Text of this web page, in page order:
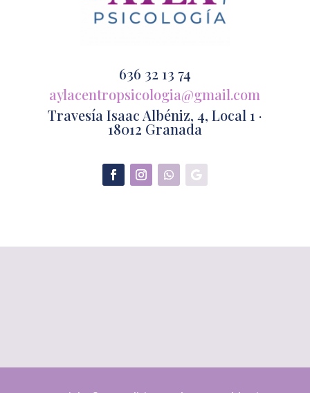
636 32 13 74
aylacentropsicologia@gmail.com
Travesía Isaac Albéniz, 4, Local 1 ·
18012 Granada